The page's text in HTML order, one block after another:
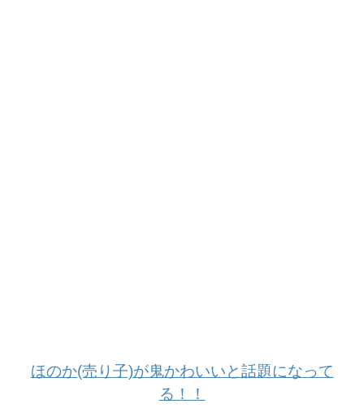
ほのか(売り子)が鬼かわいいと話題になって
る！！